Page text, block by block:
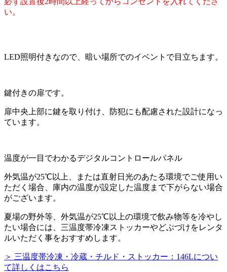
い。
LED照明付きなので、暗い場所でのイベントで目立ちます。
鍵付きの扉です。
扉中央上部に鍵を取り付け、防犯にも配慮された設計になっ
ています。
温度が一目でわかるデジタルコントロールパネル
外気温が25℃以上、または直射日光のあたる環境でご使用い
ただく場合、庫内の温度が設定した温度まで下がらない場合
がございます。
夏場の野外等、外気温が25℃以上の環境で飲み物等を冷やし
たい場合には、三温度帯冷凍ストッカーやどぶづけをレンタ
ルいただく事をおすすめします。
＞ 三温度帯冷凍・冷蔵・チルド・ストッカー：146Lについ
て詳しくはこちら